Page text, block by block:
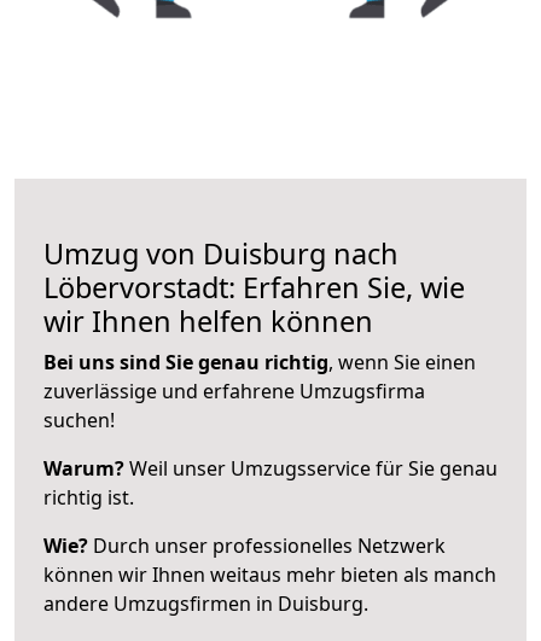
Umzug von Duisburg nach
Löbervorstadt: Erfahren Sie, wie
wir Ihnen helfen können
Bei uns sind Sie genau richtig, wenn Sie einen
zuverlässige und erfahrene Umzugsfirma
suchen!
Warum?Weil unser Umzugsservice für Sie genau
richtig ist.
Wie? Durch unser professionelles Netzwerk
können wir Ihnen weitaus mehr bieten als manch
andere Umzugsfirmen in Duisburg.